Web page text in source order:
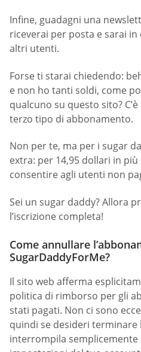
Infine, guadagni una
riceverai per posta e sarai
altri utenti.
Forse ti starai chiedendo:
e non ho tanti soldi, come
qualcuno su questo sito?
terzo tipo di abbonamento.
Non per te, ma per i sugar
extra: per 14,95 dollari in
consentire agli utenti non
Sei un sugar daddy? Allora
l’iscrizione completa!
Come annullare
SugarDaddyForMe?
Il sito web afferma
politica di rimborso per gli
stati pagati. Non ci sono
quindi se desideri terminare
interrompila semplicemente